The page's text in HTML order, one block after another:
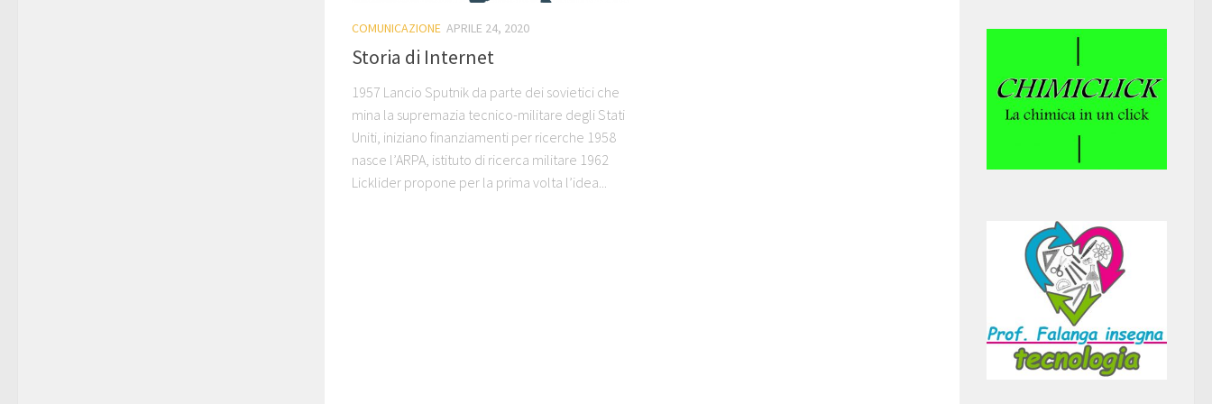
COMUNICAZIONE APRILE 24, 2020
Storia di Internet
1957 Lancio Sputnik da parte dei sovietici che
mina la supremazia tecnico-militare degli Stati
Uniti, iniziano finanziamenti per ricerche 1958
nasce l’ARPA, istituto di ricerca militare 1962
Licklider propone per la prima volta l’idea...